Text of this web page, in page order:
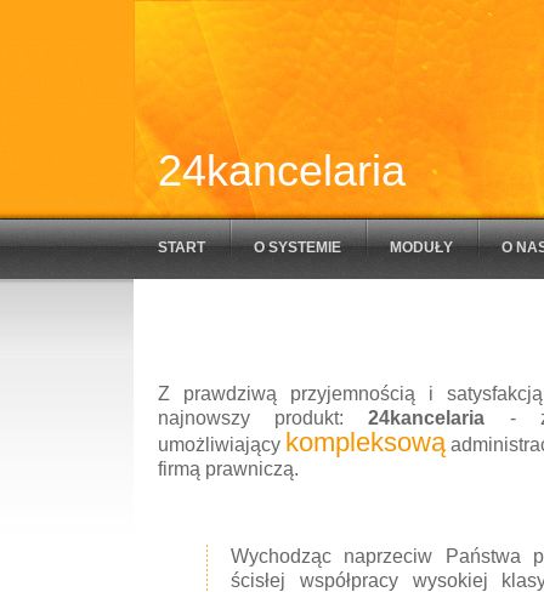
24kancelaria
START O SYSTEMIE MODUŁY O
Z prawdziwą przyjemnością i
najnowszy produkt:24kancelaria -
umożliwiający kompleksową
firmą prawniczą.
Wychodząc naprzeciw Państwa
ścisłej współpracy wysokiej